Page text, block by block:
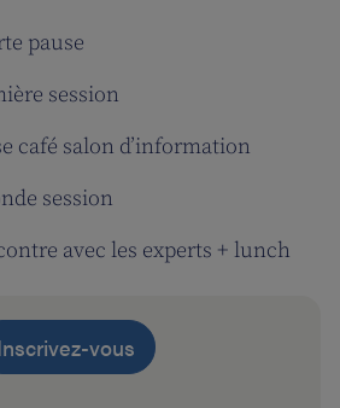
pause
session
café salon d’information
session
avec les experts + lunch
vous